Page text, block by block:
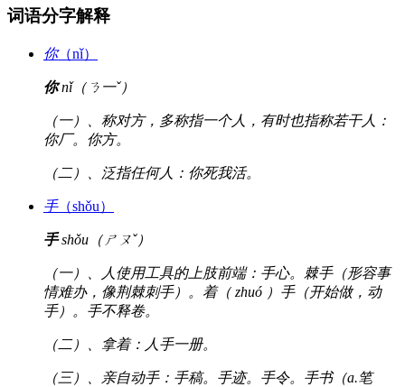
词语分字解释
你（nǐ）
你nǐ（ㄋ一ˇ）
（一）、称对方，多称指一个人，有时也指称若干人：
你厂。你方。
（二）、泛指任何人：你死我活。
手（shǒu）
手shǒu（ㄕㄡˇ）
（一）、人使用工具的上肢前端：手心。棘手（形容事
情难办，像荆棘刺手）。着（ zhuó ）手（开始做，动
手）。手不释卷。
（二）、拿着：人手一册。
（三）、亲自动手：手稿。手迹。手令。手书（a.笔